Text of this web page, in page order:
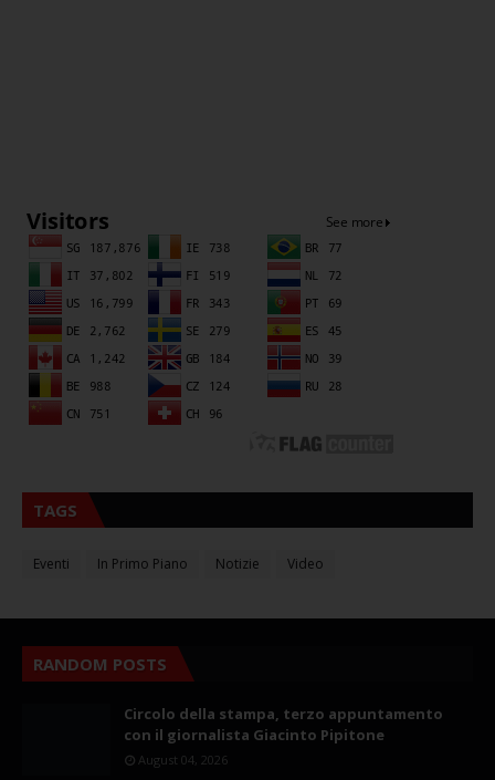
TAGS
Eventi In Primo Piano Notizie Video
RANDOM POSTS
Circolo della stampa, terzo appuntamento
con il giornalista Giacinto Pipitone
August 04, 2026